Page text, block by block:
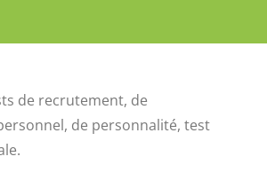
de recrutement, de
de personnalité, test